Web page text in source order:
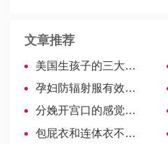
文章推荐
美国生孩子的三大主要的费用
孕妇防辐射服有效期非永久，来了解下一件能穿几年
分娩开宫口的感觉预先知，准妈妈有3大常见症状表现
包屁衣和连体衣不可混为一谈，从区别对比出哪个更好